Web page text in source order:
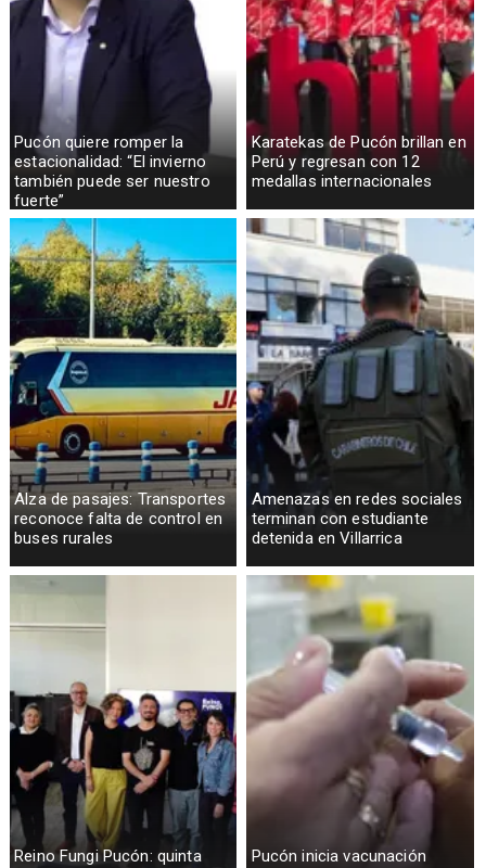
Pucón quiere romper la
estacionalidad: “El invierno
también puede ser nuestro
fuerte”
Karatekas de Pucón brillan en
Perú y regresan con 12
medallas internacionales
Alza de pasajes: Transportes
reconoce falta de control en
buses rurales
Amenazas en redes sociales
terminan con estudiante
detenida en Villarrica
Reino Fungi Pucón: quinta
Pucón inicia vacunación